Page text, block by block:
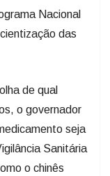
Nacional
das
de qual
o governador
seja
Sanitária
o chinês